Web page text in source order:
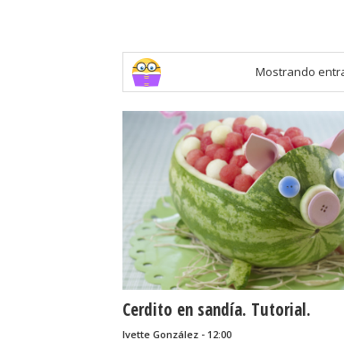
Mostrando
Cerdito en sandía. Tutorial.
Ivette González - 12:00